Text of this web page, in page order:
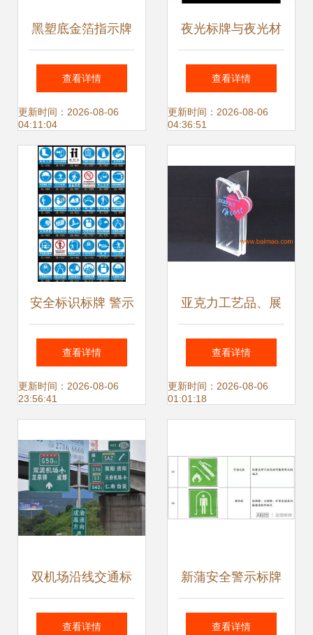
黑塑底金箔指示牌
及其在标识系统中
的应用
查看详情
更新时间：2026-08-06
04:11:04
夜光标牌与夜光材
料的应用与优势
查看详情
更新时间：2026-08-06
04:36:51
安全标识标牌 警示
与引导的重要工具
查看详情
更新时间：2026-08-06
23:56:41
亚克力工艺品、展
示品与相框的综合
介绍及生产厂家选
查看详情
更新时间：2026-08-06
01:01:18
双机场沿线交通标
志标牌2.0版上线
查看详情
新蒲安全警示标牌
看似常见，但煤矿
查看详情